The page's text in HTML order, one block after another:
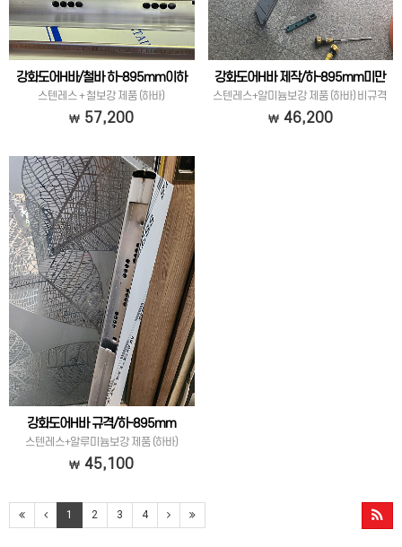
강화도어H바/철바 하-895mm이하
스텐레스 + 철보강 제품 (하바)
57,200
강화도어H바 제작/하-895mm미만
스텐레스+알미늄보강 제품 (하바) 비규격
46,200
강화도어H바 규격/하-895mm
스텐레스+알루미늄보강 제품 (하바)
45,100
1 2 3 4